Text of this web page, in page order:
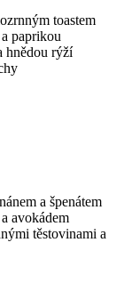
toastem
paprikou
hnědou rýží
a špenátem
avokádem
těstovinami a